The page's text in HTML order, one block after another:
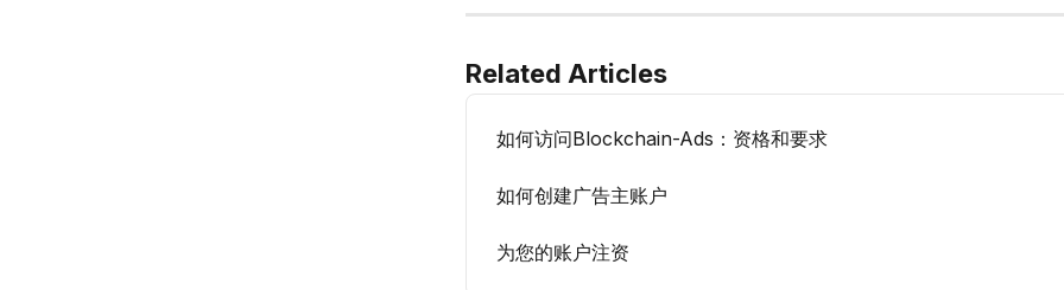
Related Articles
如何访问Blockchain-Ads：资格和要求
如何创建广告主账户
为您的账户注资